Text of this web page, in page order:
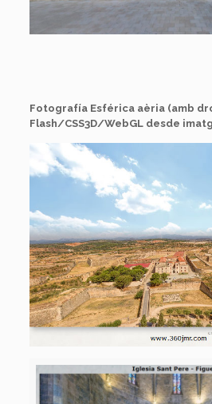
Fotografía Esférica aèria (amb
Flash/CSS3D/WebGL desde